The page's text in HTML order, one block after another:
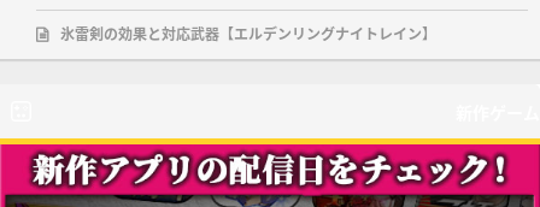
氷雷剣の効果と対応武器【エルデンリングナイトレイン】